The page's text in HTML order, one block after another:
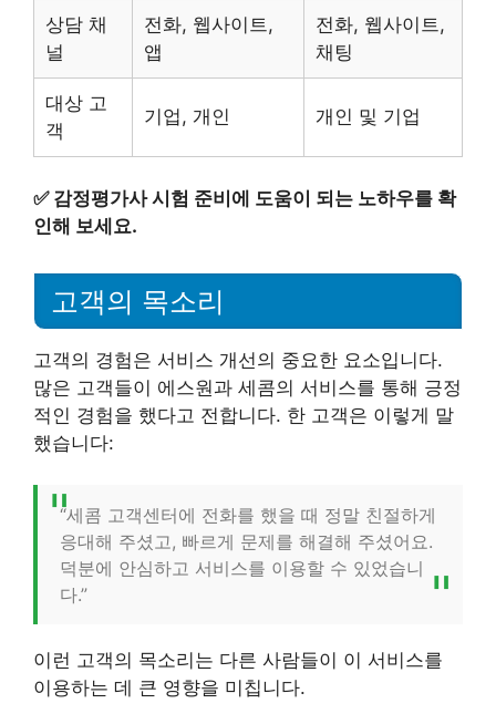
상담 채
널
전화, 웹사이트,
앱
전화, 웹사이트,
채팅
대상 고
객
기업, 개인 개인 및 기업
✅ 감정평가사 시험 준비에 도움이 되는 노하우를 확
인해 보세요.
고객의 목소리
고객의 경험은 서비스 개선의 중요한 요소입니다.
많은 고객들이 에스원과 세콤의 서비스를 통해 긍정
적인 경험을 했다고 전합니다. 한 고객은 이렇게 말
했습니다:
“세콤 고객센터에 전화를 했을 때 정말 친절하게
응대해 주셨고, 빠르게 문제를 해결해 주셨어요.
덕분에 안심하고 서비스를 이용할 수 있었습니
다.”
이런 고객의 목소리는 다른 사람들이 이 서비스를
이용하는 데 큰 영향을 미칩니다.